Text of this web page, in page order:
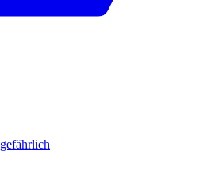
gefährlich